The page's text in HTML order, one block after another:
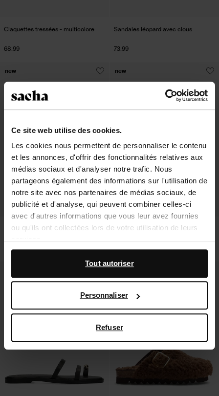
Ce site web utilise des cookies.
Les cookies nous permettent de personnaliser le contenu
et les annonces, d'offrir des fonctionnalités relatives aux
médias sociaux et d'analyser notre trafic. Nous
partageons également des informations sur l'utilisation de
notre site avec nos partenaires de médias sociaux, de
publicité et d'analyse, qui peuvent combiner celles-ci
avec d'autres informations que vous leur avez fournies
ou qu'ils ont collectées lors de votre utilisation de leurs
En outre, nous travaillons avec Google à des fins de
publicité et de mesure. Vous pouvez en savoir plus sur la
page Sécurité et confidentialité des entreprises
de Google,
Tout autoriser
Personnaliser
Refuser
Claquettes tressées - multicolore
68.99
Sandales léopard avec clous
73.99
Sabots duveteux avec boucle - beige
78.99
new
Sabots en daim avec franges - taupe
94.99
new
new